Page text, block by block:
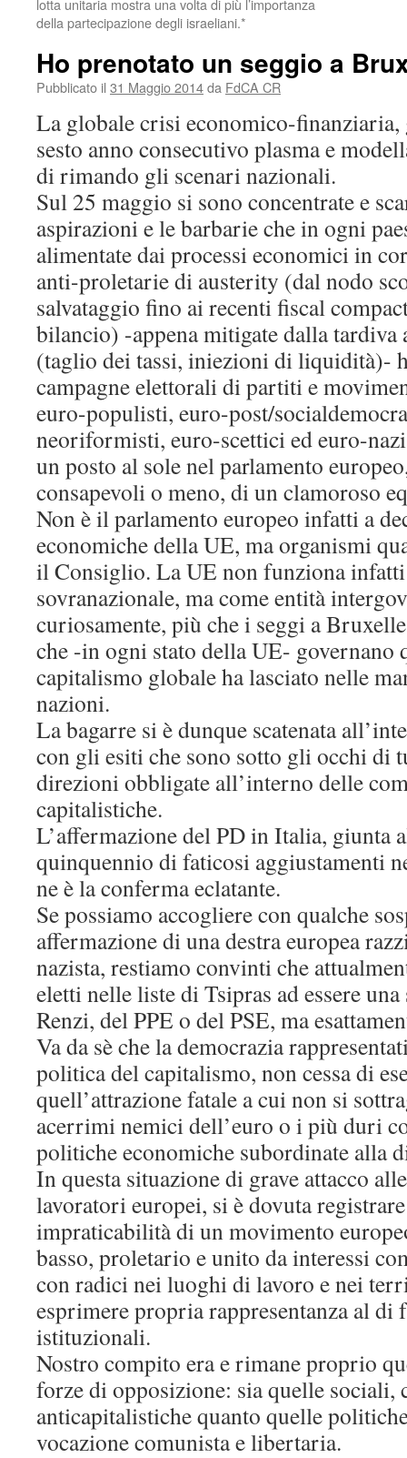
lotta unitaria mostra una volta di più l’importanza
della partecipazione degli israeliani.*
Ho prenotato un seggio a
Pubblicato il 31 Maggio 2014da FdCA CR
La globale crisi economico-
sesto anno consecutivo plasma e
di rimando gli scenari nazionali.
Sul 25 maggio si sono concentrate e
aspirazioni e le barbarie che in ogni
alimentate dai processi economici in
anti-proletarie di austerity (dal nodo
salvataggio fino ai recenti fiscal
bilancio) -appena mitigate dalla tardiva
(taglio dei tassi, iniezioni di liquidità)-
campagne elettorali di partiti e
euro-populisti, euro-post/
neoriformisti, euro-scettici ed euro-
un posto al sole nel parlamento
consapevoli o meno, di un clamoroso
Non è il parlamento europeo infatti a
economiche della UE, ma organismi
il Consiglio. La UE non funziona
sovranazionale, ma come entità
curiosamente, più che i seggi a
che -in ogni stato della UE- governano
capitalismo globale ha lasciato nelle
nazioni.
La bagarre si è dunque scatenata
con gli esiti che sono sotto gli occhi di
direzioni obbligate all’interno delle
capitalistiche.
L’affermazione del PD in Italia, giunta
quinquennio di faticosi aggiustamenti
ne è la conferma eclatante.
Se possiamo accogliere con qualche
affermazione di una destra europea
nazista, restiamo convinti che
eletti nelle liste di Tsipras ad essere
Renzi, del PPE o del PSE, ma
Va da sè che la democrazia
politica del capitalismo, non cessa di
quell’attrazione fatale a cui non si
acerrimi nemici dell’euro o i più duri
politiche economiche subordinate alla
In questa situazione di grave attacco
lavoratori europei, si è dovuta registrare
impraticabilità di un movimento
basso, proletario e unito da interessi
con radici nei luoghi di lavoro e nei
esprimere propria rappresentanza al di
istituzionali.
Nostro compito era e rimane proprio
forze di opposizione: sia quelle sociali,
anticapitalistiche quanto quelle
vocazione comunista e libertaria.